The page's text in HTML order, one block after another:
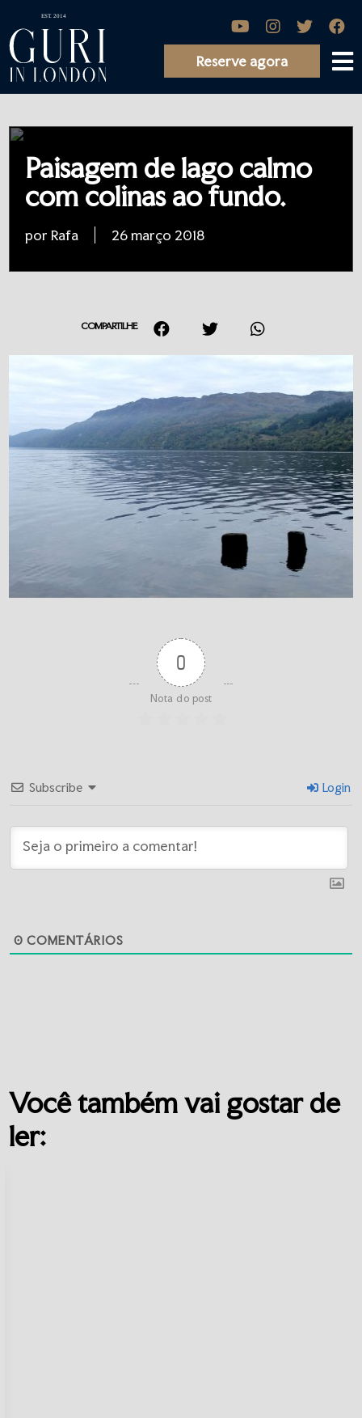
Reserve agora
Paisagem de lago calmo
com colinas ao fundo.
por Rafa 26 março 2018
COMPARTILHE
0
Nota do post
Subscribe Login
0 COMENTÁRIOS
Você também vai gostar de
ler: